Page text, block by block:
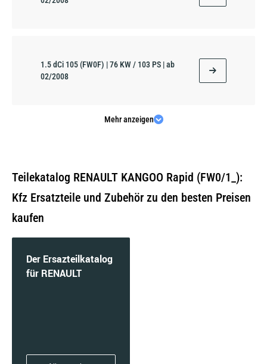
1.5 dCi 105 (FW0F) | 76 KW / 103 PS | ab
02/2008
1.5 dCi 110 (FW0C, FW0H) | 80 KW / 109 PS | ab
Mehr anzeigen
Teilekatalog RENAULT KANGOO Rapid (FW0/1_):
Kfz Ersatzteile und Zubehör zu den besten Preisen
kaufen
Der Ersazteilkatalog
für RENAULT